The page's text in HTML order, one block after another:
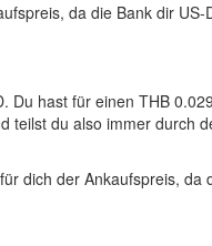
da die Bank dir US-
hast für einen THB
du also immer durch
dich der Ankaufspreis, da